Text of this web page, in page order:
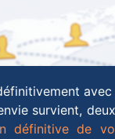
survient,
définitive de